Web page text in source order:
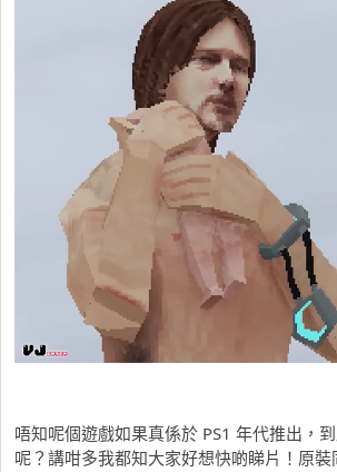
唔知呢個遊戲如果真係於 PS1 年代推出，
呢？講咁多我都知大家好想快啲睇片！原